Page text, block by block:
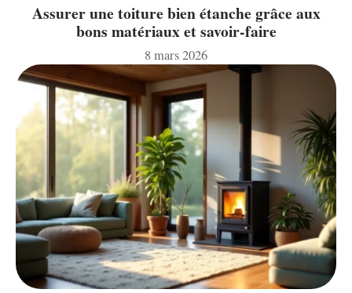
Assurer une toiture bien étanche grâce aux
bons matériaux et savoir-faire
8 mars 2026